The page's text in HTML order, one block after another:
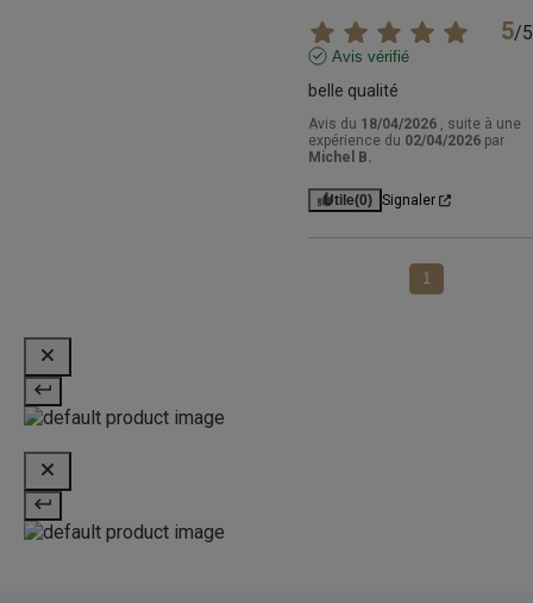
5/5
Avis vérifié
belle qualité
Avis du 18/04/2026 , suite à une
expérience du 02/04/2026 par
Michel B.
Utile(0) Signaler
1